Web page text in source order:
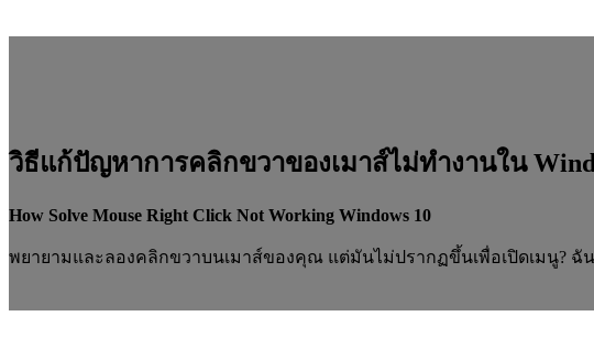
วิธีแก้ปัญหาการคลิกขวาของเมาส์ไม่ทำงานใน
How Solve Mouse Right Click Not Working Windows 10
พยายามและลองคลิกขวาบนเมาส์ของคุณ แต่มันไม่ปรากฏขึ้นเพื่อเปิดเมนู?